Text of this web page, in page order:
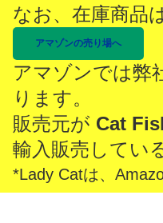
なお、在庫商品
アマゾンの売り場へ
アマゾンでは弊
ります。
販売元が Cat
輸入販売してい
*Lady Catは、